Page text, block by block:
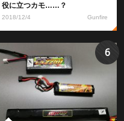
役に立つカモ……？
2018/12/4 Gunfire
6